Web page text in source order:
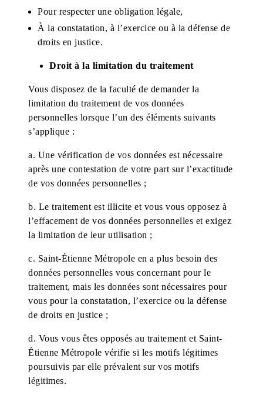
Pour respecter une obligation légale,
À la constatation, à l’exercice ou à la défense de
droits en justice.
Droit à la limitation du traitement
Vous disposez de la faculté de demander la
limitation du traitement de vos données
personnelles lorsque l’un des éléments suivants
s’applique :
a. Une vérification de vos données est nécessaire
après une contestation de votre part sur l’exactitude
de vos données personnelles ;
b. Le traitement est illicite et vous vous opposez à
l’effacement de vos données personnelles et exigez
la limitation de leur utilisation ;
c. Saint-Étienne Métropole en a plus besoin des
données personnelles vous concernant pour le
traitement, mais les données sont nécessaires pour
vous pour la constatation, l’exercice ou la défense
de droits en justice ;
d. Vous vous êtes opposés au traitement et Saint-
Étienne Métropole vérifie si les motifs légitimes
poursuivis par elle prévalent sur vos motifs
légitimes.